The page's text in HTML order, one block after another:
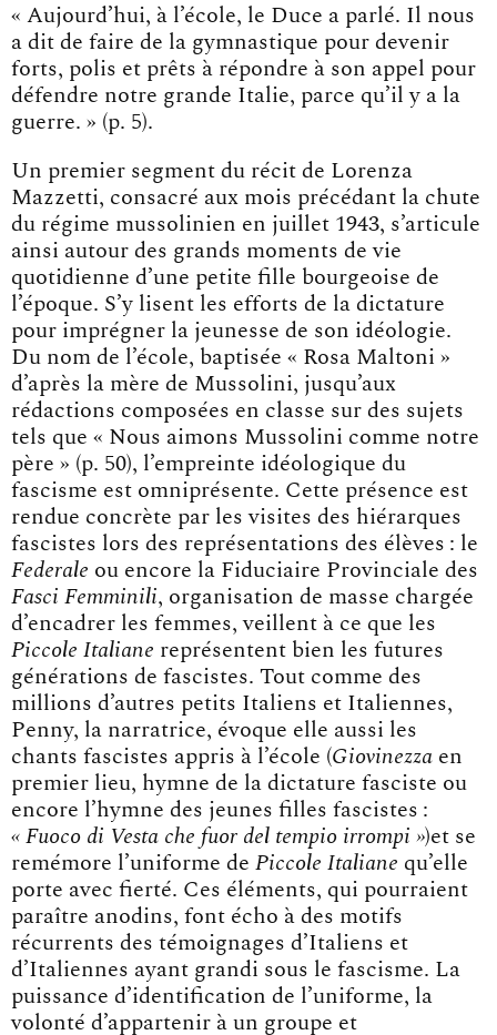
« Aujourd’hui, à l’école, le Duce a parlé. Il nous
a dit de faire de la gymnastique pour devenir
forts, polis et prêts à répondre à son appel pour
défendre notre grande Italie, parce qu’il y a la
guerre. » (p. 5).
Un premier segment du récit de Lorenza
Mazzetti, consacré aux mois précédant la chute
du régime mussolinien en juillet 1943, s’articule
ainsi autour des grands moments de vie
quotidienne d’une petite fille bourgeoise de
l’époque. S’y lisent les efforts de la dictature
pour imprégner la jeunesse de son idéologie.
Du nom de l’école, baptisée « Rosa Maltoni »
d’après la mère de Mussolini, jusqu’aux
rédactions composées en classe sur des sujets
tels que « Nous aimons Mussolini comme notre
père » (p. 50), l’empreinte idéologique du
fascisme est omniprésente. Cette présence est
rendue concrète par les visites des hiérarques
fascistes lors des représentations des élèves : le
Federale ou encore la Fiduciaire Provinciale des
Fasci Femminili, organisation de masse chargée
d’encadrer les femmes, veillent à ce que les
Piccole Italiane représentent bien les futures
générations de fascistes. Tout comme des
millions d’autres petits Italiens et Italiennes,
Penny, la narratrice, évoque elle aussi les
chants fascistes appris à l’école (Giovinezza en
premier lieu, hymne de la dictature fasciste ou
encore l’hymne des jeunes filles fascistes :
« Fuoco di Vesta che fuor del tempio irrompi »)et se
remémore l’uniforme de Piccole Italiane qu’elle
porte avec fierté. Ces éléments, qui pourraient
paraître anodins, font écho à des motifs
récurrents des témoignages d’Italiens et
d’Italiennes ayant grandi sous le fascisme. La
puissance d’identification de l’uniforme, la
volonté d’appartenir à un groupe et